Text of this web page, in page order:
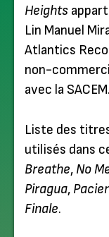
Heights
Lin Manuel
Atlantics
non-
avec la SACEM.
Liste des
utilisés dans
Breathe, No
Piragua,
Finale.